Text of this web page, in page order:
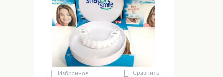
Избранное Сравнить